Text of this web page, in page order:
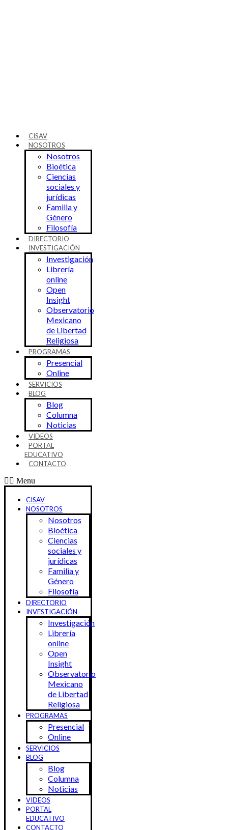
CISAV
NOSOTROS
Nosotros
Bioética
Ciencias
sociales y
jurídicas
Familia y
Género
Filosofía
DIRECTORIO
INVESTIGACIÓN
Investigación
Librería
online
Open
Insight
Observatorio
Mexicano
de Libertad
Religiosa
PROGRAMAS
Presencial
Online
SERVICIOS
BLOG
Blog
Columna
Noticias
VIDEOS
PORTAL
EDUCATIVO
CONTACTO
Menu
CISAV
NOSOTROS
Nosotros
Bioética
Ciencias
sociales y
jurídicas
Familia y
Género
Filosofía
DIRECTORIO
INVESTIGACIÓN
Investigación
Librería
online
Open
Insight
Observatorio
Mexicano
de Libertad
Religiosa
PROGRAMAS
Presencial
Online
SERVICIOS
BLOG
Blog
Columna
Noticias
VIDEOS
PORTAL
EDUCATIVO
CONTACTO